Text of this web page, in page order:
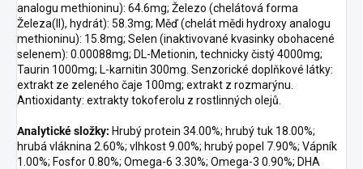
analogu methioninu): 64.6mg; Železo (chelátová forma
Železa(II), hydrát): 58.3mg; Měď (chelát mědi hydroxy analogu
methioninu): 15.8mg; Selen (inaktivované kvasinky obohacené
selenem): 0.00088mg; DL-Metionin, technicky čistý 4000mg;
Taurin 1000mg; L-karnitin 300mg. Senzorické doplňkové látky:
extrakt ze zeleného čaje 100mg; extrakt z rozmarýnu.
Antioxidanty: extrakty tokoferolu z rostlinných olejů.
Analytické složky: Hrubý protein 34.00%; hrubý tuk 18.00%;
hrubá vláknina 2.60%; vlhkost 9.00%; hrubý popel 7.90%; Vápník
1.00%; Fosfor 0.80%; Omega-6 3.30%; Omega-3 0.90%; DHA